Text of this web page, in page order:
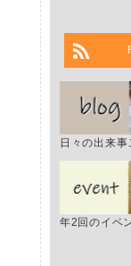
日々の出来事
年2回のイベ